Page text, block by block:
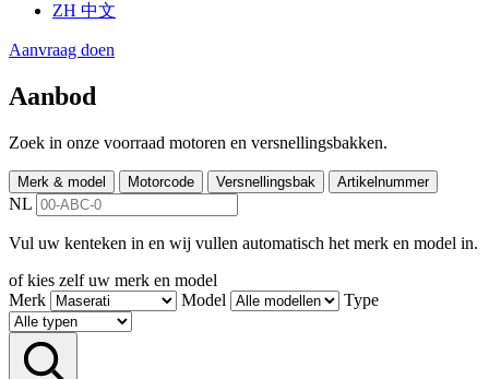
ZH 中文
Aanvraag doen
Aanbod
Zoek in onze voorraad motoren en versnellingsbakken.
Merk & model Motorcode Versnellingsbak Artikelnummer
NL
Vul uw kenteken in en wij vullen automatisch het merk en model in.
of kies zelf uw merk en model
Merk
Model Type